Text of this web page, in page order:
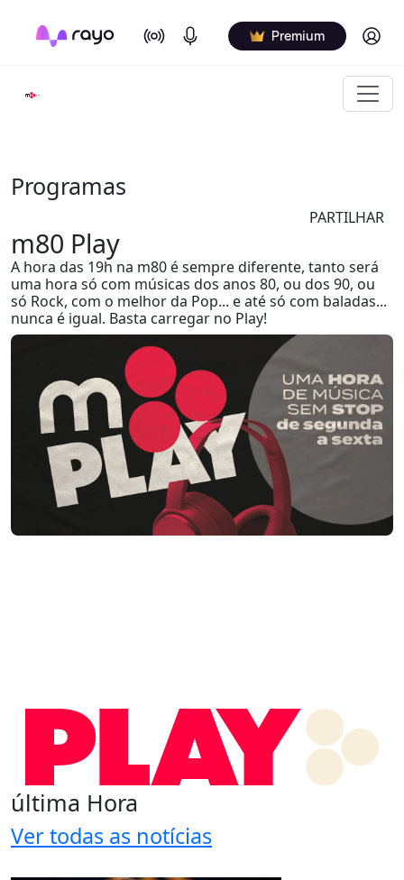
On Air Podcasts Premium Log in
Programas
PARTILHAR
m80 Play
A hora das 19h na m80 é sempre diferente, tanto será
uma hora só com músicas dos anos 80, ou dos 90, ou
só Rock, com o melhor da Pop... e até só com baladas...
nunca é igual. Basta carregar no Play!
última Hora
Ver todas as notícias